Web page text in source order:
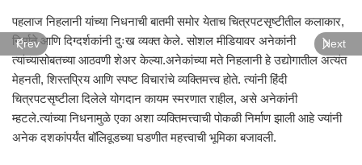
पहलाज निहलानी यांच्या निधनाची बातमी समोर येताच चित्रपटसृष्टीतील कलाकार,
निर्माते आणि दिग्दर्शकांनी दुःख व्यक्त केले. सोशल मीडियावर अनेकांनी
त्यांच्यासोबतच्या आठवणी शेअर केल्या.अनेकांच्या मते निहलानी हे उद्योगातील अत्यंत
मेहनती, शिस्तप्रिय आणि स्पष्ट विचारांचे व्यक्तिमत्त्व होते. त्यांनी हिंदी
चित्रपटसृष्टीला दिलेले योगदान कायम स्मरणात राहील, असे अनेकांनी
म्हटले.त्यांच्या निधनामुळे एका अशा व्यक्तिमत्त्वाची पोकळी निर्माण झाली आहे ज्यांनी
अनेक दशकांपर्यंत बॉलिवूडच्या घडणीत महत्त्वाची भूमिका बजावली.
Prev Next